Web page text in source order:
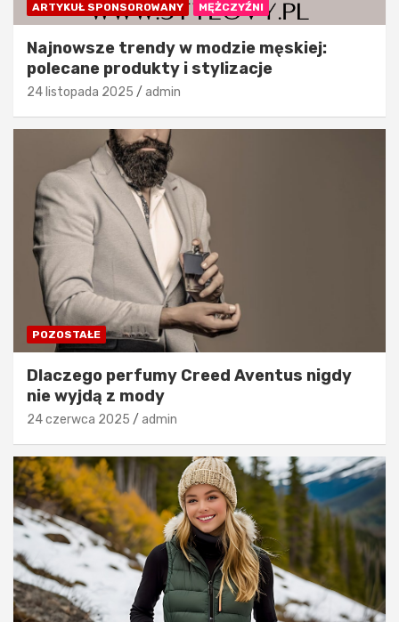
ARTYKUŁ SPONSOROWANY MĘŻCZYŹNI
Najnowsze trendy w modzie męskiej:
polecane produkty i stylizacje
24 listopada 2025 admin
POZOSTAŁE
Dlaczego perfumy Creed Aventus nigdy
nie wyjdą z mody
24 czerwca 2025 admin